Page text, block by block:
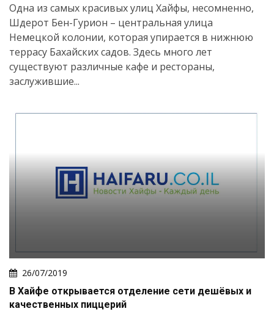
Одна из самых красивых улиц Хайфы, несомненно,
Шдерот Бен-Гурион – центральная улица
Немецкой колонии, которая упирается в нижнюю
террасу Бахайских садов. Здесь много лет
существуют различные кафе и рестораны,
заслужившие...
26/07/2019
В Хайфе открывается отделение сети дешёвых и
качественных пиццерий